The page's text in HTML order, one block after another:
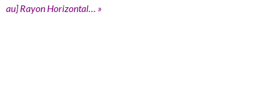
au] Rayon Horizontal… »